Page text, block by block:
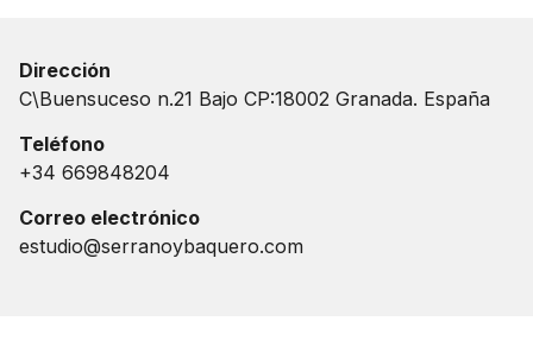
Dirección
C\Buensuceso n.21 Bajo CP:18002 Granada. España
Teléfono
+34 669848204
Correo electrónico
estudio@serranoybaquero.com